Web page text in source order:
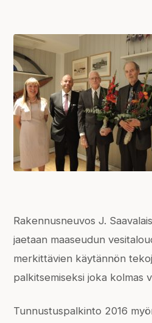
Rakennusneuvos J.
jaetaan maaseudun
merkittävien käytännön
palkitsemiseksi joka kolmas
Tunnustuspalkinto 2016